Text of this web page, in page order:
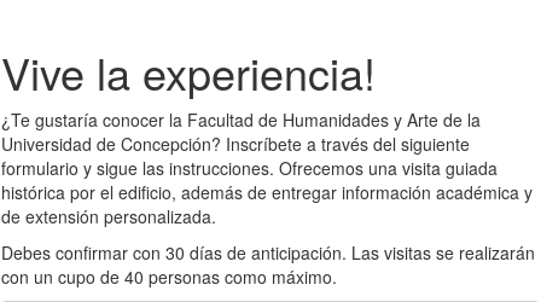
Vive la experiencia!
¿Te gustaría conocer la Facultad de Humanidades y Arte de la
Universidad de Concepción? Inscríbete a través del siguiente
formulario y sigue las instrucciones. Ofrecemos una visita guiada
histórica por el edificio, además de entregar información académica y
de extensión personalizada.
Debes confirmar con 30 días de anticipación. Las visitas se realizarán
con un cupo de 40 personas como máximo.